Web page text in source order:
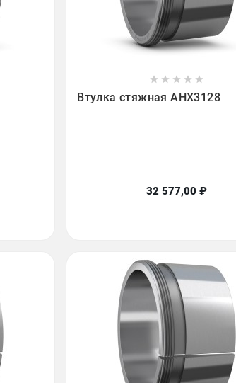
 
    
Втулка стяжная AHX3128
32 577,00 ₽